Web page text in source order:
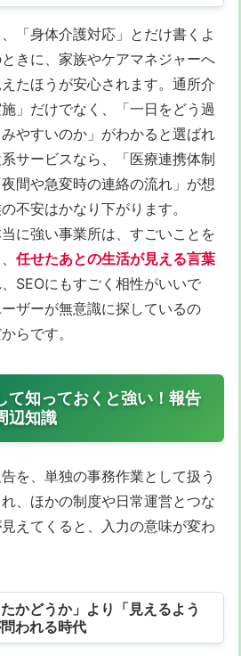
「身体介護対応」とだけ書くよ
きに、家族やケアマネジャーへ
たほうが安心されます。通所介
」だけでなく、「一日をどう過
やすいのか」がわかると選ばれ
サービスなら、「医療連携体制
間や急変時の連絡の流れ」が想
不安はかなり下がります。
に強い事業所は、すごいことを
任せたあとの生活が見える言葉
SEOにもすごく相性がいいで
ザーが無意識に探しているの
らです。
て知っておくと強い！報告
辺知識
を、単独の事務作業として扱う
、ほかの制度や日常運営とつな
えてくると、入力の意味が変わ
かどうか」より「見えるよう
われる時代